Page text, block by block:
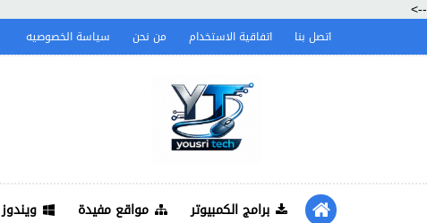
-->
اتصل بنا اتفاقية الاستخدام من نحن سياسة الخصوصيه
برامج الكمبيوتر مواقع مفيدة ويندوز